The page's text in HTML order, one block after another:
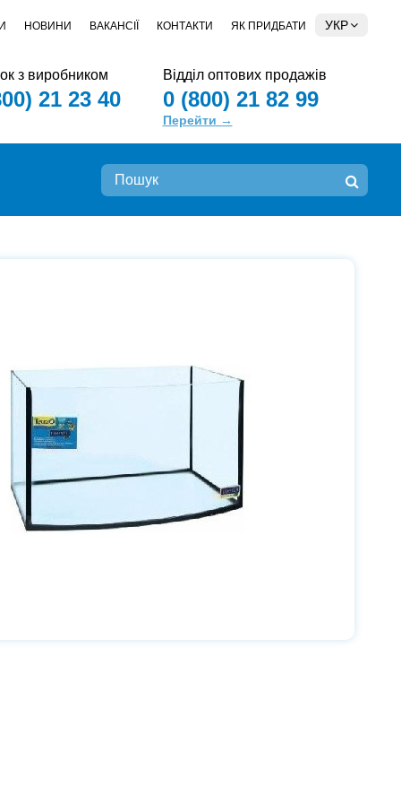
УКР
НОВИНИ ВАКАНСІЇ КОНТАКТИ ЯК ПРИДБАТИ
з виробником
21 23 40
Відділ оптових продажів
0 (800) 21 82 99
Перейти →